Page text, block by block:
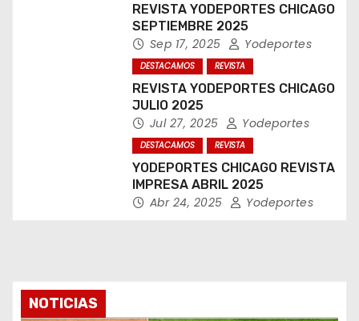
REVISTA YODEPORTES CHICAGO
SEPTIEMBRE 2025
Sep 17, 2025 Yodeportes
DESTACAMOS REVISTA
REVISTA YODEPORTES CHICAGO
JULIO 2025
Jul 27, 2025 Yodeportes
DESTACAMOS REVISTA
YODEPORTES CHICAGO REVISTA
IMPRESA ABRIL 2025
Abr 24, 2025 Yodeportes
NOTICIAS